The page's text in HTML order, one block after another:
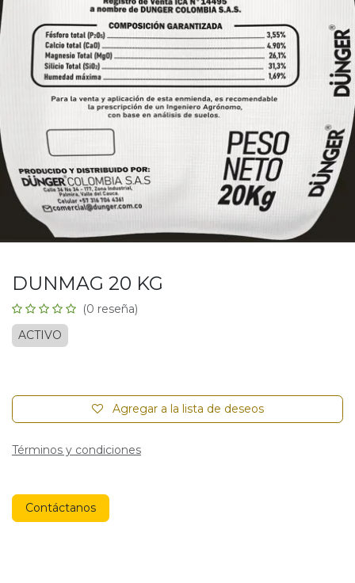
DUNMAG 20 KG
(0 reseña)
ACTIVO
Agregar a la lista de deseos
Términos y condiciones
Contáctanos